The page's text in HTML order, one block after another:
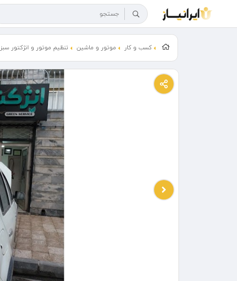
کسب و کار موتور و ماشین تنظیم موتور و انژکتور سبز